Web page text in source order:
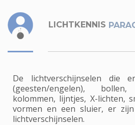
LICHTKENNIS
De lichtverschijnselen die
(geesten/engelen),
kolommen, lijntjes, X-lichten,
vormen en een sluier, er
lichtverschijnselen.